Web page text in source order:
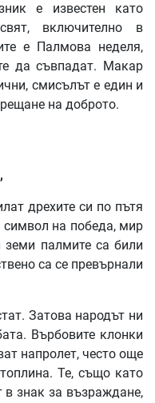
е известен като
включително в
е Палмова неделя,
да съвпадат. Макар
смисълът е един и
на доброто.
,
дрехите си по пътя
на победа, мир
земи палмите са били
са се превърнали
Затова народът ни
Върбовите клонки
напролет, често още
Те, също като
в знак за възраждане,